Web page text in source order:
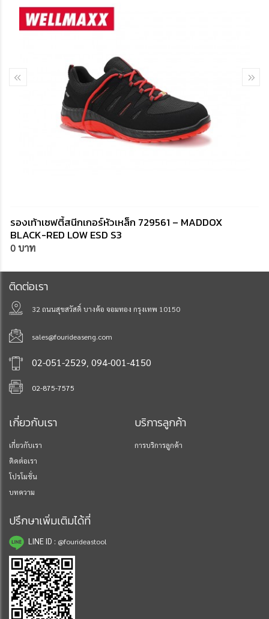
รองเท้าเซฟตี้สนีกเกอร์หัวเหล็ก 729561 – MADDOX
BLACK-RED LOW ESD S3
0 บาท
ติดต่อเรา
32 ถนนสุขสวัสดิ์ บางค้อ จอมทอง กรุงเทพ 10150
sales@fourideaseng.com
02-051-2529, 094-001-4150
02-875-7575
เกี่ยวกับเรา
เกี่ยวกับเรา
ติดต่อเรา
โปรโมชั่น
บทความ
บริการลูกค้า
การบริการลูกค้า
ปรึกษาเพิ่มเติมได้ที่
LINE ID : @fourideastool